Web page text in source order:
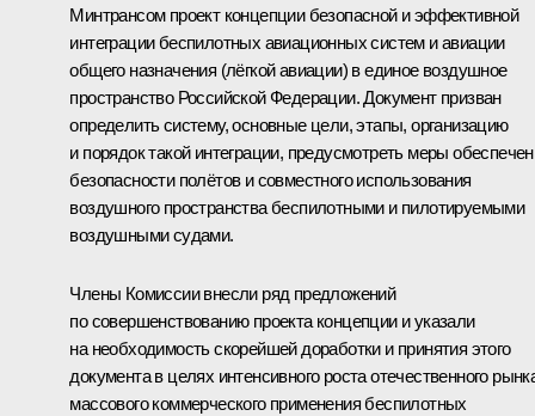
Минтрансом проект концепции безопасной и эффективной
интеграции беспилотных авиационных систем и авиации
общего назначения (лёгкой авиации) в единое воздушное
пространство Российской Федерации. Документ призван
определить систему, основные цели, этапы, организацию
и порядок такой интеграции, предусмотреть меры
безопасности полётов и совместного использования
воздушного пространства беспилотными и пилотируемыми
воздушными судами.
Члены Комиссии внесли ряд предложений
по совершенствованию проекта концепции и указали
на необходимость скорейшей доработки и принятия этого
документа в целях интенсивного роста отечественного
массового коммерческого применения беспилотных